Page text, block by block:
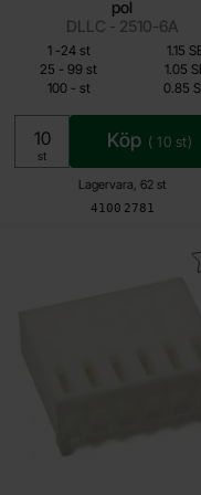
pol
DLLC - 2510-6A
Art. nr
4100 2781
Lagervara, 62 st
0.85 SEK
Inklusive 25% moms
Enhet:
st
Köp ( 10 st)
Mängdrabatt
Pris /st
1 -till
24 st
1.15
25 - till
99 st
1.05
100 -tillst 0.85
kontakthus Molex